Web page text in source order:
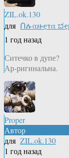
ZIL.ok.130
для Ոሉαዙҿτα
1 год назад
Ситечко в дупе?
Ар-ригинальна.
Proper
Автор
для ZIL.ok.130
1 год назад